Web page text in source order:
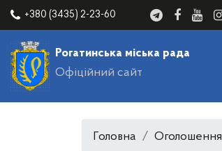
+380 (3435) 2-23-60
Рогатинська міська рада
Офіційний сайт
Головна Оголошення